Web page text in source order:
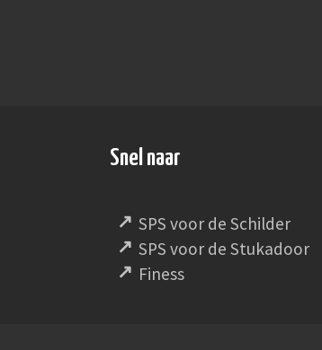
Snel naar
SPS voor de Schilder
SPS voor de Stukadoor
Finess